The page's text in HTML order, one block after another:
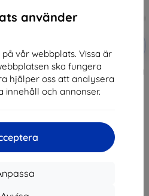
använder
vår webbplats. Vissa är
ska fungera
hjälper oss att analysera
innehåll och annonser.
kupong
3MK SilverProtect+ antimicrobial
foil for OnePlus 10 Pro 5G
170 kr
I lager > 5 st